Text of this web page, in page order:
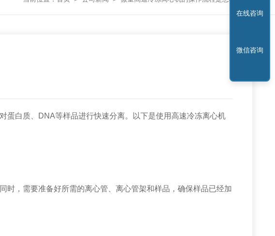
蛋白质、DNA等样品进行快速分离。以下是使用高速冷冻离心机
，需要准备好所需的离心管、离心管架和样品，确保样品已经加
在线咨询
微信咨询